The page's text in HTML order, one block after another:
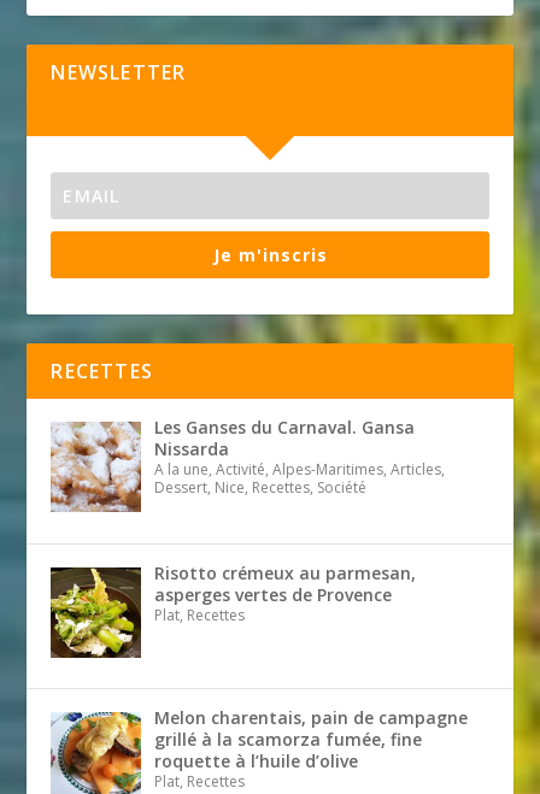
NEWSLETTER
Je m'inscris
RECETTES
Les Ganses du Carnaval. Gansa
Nissarda
A la une, Activité, Alpes-Maritimes, Articles,
Dessert, Nice, Recettes, Société
Risotto crémeux au parmesan,
asperges vertes de Provence
Plat, Recettes
Melon charentais, pain de campagne
grillé à la scamorza fumée, fine
roquette à l’huile d’olive
Plat, Recettes